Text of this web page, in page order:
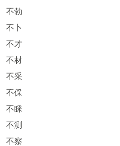
不勃
不卜
不才
不材
不采
不倸
不睬
不测
不察